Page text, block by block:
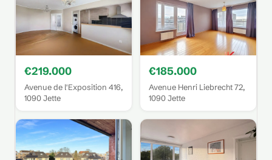
€219.000
Avenue de l'Exposition 416,
1090 Jette
€185.000
Avenue Henri Liebrecht 72,
1090 Jette